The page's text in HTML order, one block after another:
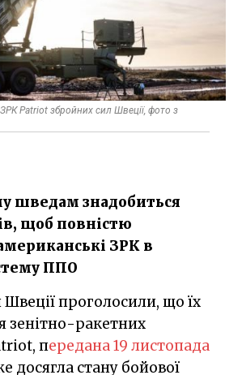
Patriot збройних сил Швеції, фото з
шведам знадобиться
щоб повністю
ЗРК в
ППО
Швеції проголосили, що їх
зенітно-ракетних
передана 19 листопада
досягла стану бойової